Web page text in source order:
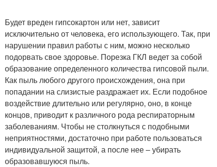
Будет вреден гипсокартон или нет, зависит
исключительно от человека, его использующего. Так, при
нарушении правил работы с ним, можно несколько
подорвать свое здоровье. Порезка ГКЛ ведет за собой
образование определенного количества гипсовой пыли.
Как пыль любого другого происхождения, она при
попадании на слизистые раздражает их. Если подобное
воздействие длительно или регулярно, оно, в конце
концов, приводит к различного рода респираторным
заболеваниям. Чтобы не столкнуться с подобными
неприятностями, достаточно при работе пользоваться
индивидуальной защитой, а после нее – убирать
образовавшуюся пыль.